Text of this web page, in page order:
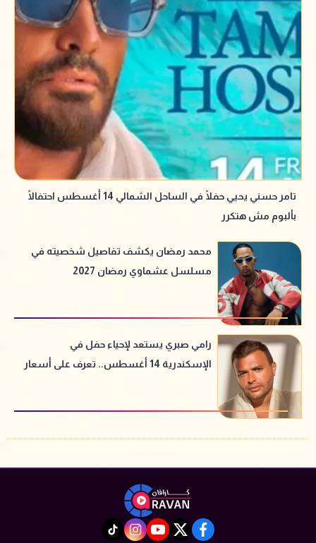
تامر حسني يحيي حفلًا في الساحل الشمالي 14 أغسطس احتفالًا
بألبوم مش هتكرر
محمد رمضان يكشف تفاصيل شخصيته في
مسلسل عشماوي رمضان 2027
رامي صبري يستعد لإحياء حفل في
الإسكندرية 14 أغسطس.. تعرف على أسعار
facebook
twitter
youtube
instagram
tiktok